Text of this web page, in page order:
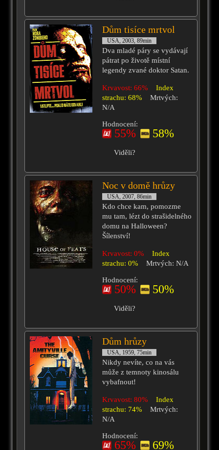
Dům tisíce mrtvol
USA, 2003, 89min
Dva mladé páry se vydávají
pátrat po životě místní
legendy zvané doktor Satan.
Krvavost: 66%
Index
strachu: 68%
Mrtvých:
N/A
Hodnocení:
55% 58%
Viděli?
Noc v domě hrůzy
USA, 2007, 86min
Kdo chce kam, pomozme
mu tam, lézt do strašidelného
domu na Halloween?
Šílenství!
Krvavost: 0%
Index
strachu: 0%
Mrtvých: N/A
Hodnocení:
50% 50%
Viděli?
Dům hrůzy
USA, 1959, 75min
Nikdy nevíte, co na vás
může z temnoty kinosálu
vybafnout!
Krvavost: 80%
Index
strachu: 74%
Mrtvých:
N/A
Hodnocení:
65% 69%